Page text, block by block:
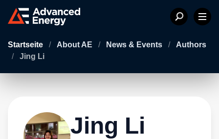
Startseite / About AE / News & Events /
Authors
/
Jing Li
Jing Li